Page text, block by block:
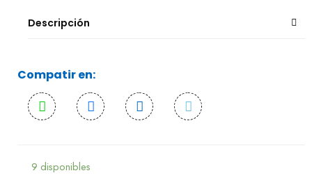
Descripción
Compatir en:
9 disponibles